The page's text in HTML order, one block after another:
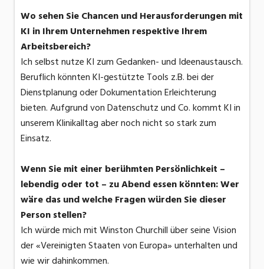
Wo sehen Sie Chancen und Herausforderungen mit
KI in Ihrem Unternehmen respektive Ihrem
Arbeitsbereich?
Ich selbst nutze KI zum Gedanken- und Ideenaustausch.
Beruflich könnten KI-gestützte Tools z.B. bei der
Dienstplanung oder Dokumentation Erleichterung
bieten. Aufgrund von Datenschutz und Co. kommt KI in
unserem Klinikalltag aber noch nicht so stark zum
Einsatz.
Wenn Sie mit einer berühmten Persönlichkeit –
lebendig oder tot – zu Abend essen könnten: Wer
wäre das und welche Fragen würden Sie dieser
Person stellen?
Ich würde mich mit Winston Churchill über seine Vision
der «Vereinigten Staaten von Europa» unterhalten und
wie wir dahinkommen.